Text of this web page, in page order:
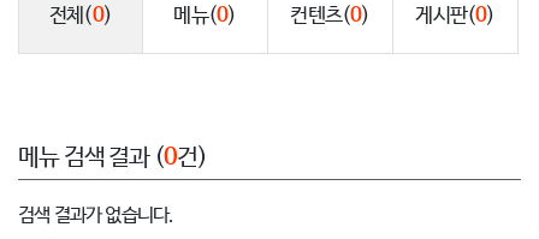
전체 (0) 메뉴(0) 컨텐츠(0) 게시판(0)
메뉴 검색 결과 (0건)
검색 결과가 없습니다.